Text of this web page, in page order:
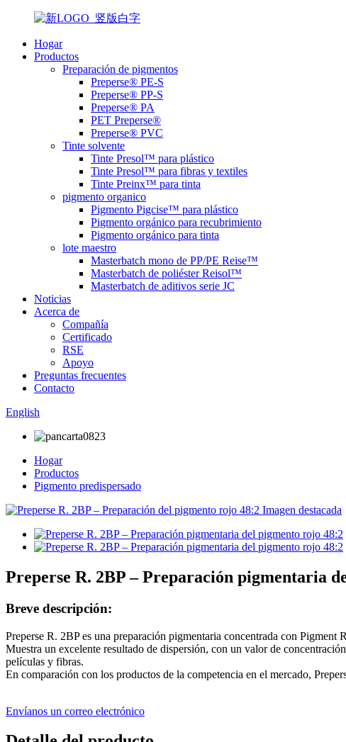
Hogar
Productos
Preparación de pigmentos
Preperse® PE-S
Preperse® PP-S
Preperse® PA
PET Preperse®
Preperse® PVC
Tinte solvente
Tinte Presol™ para plástico
Tinte Presol™ para fibras y textiles
Tinte Preinx™ para tinta
pigmento organico
Pigmento Pigcise™ para plástico
Pigmento orgánico para recubrimiento
Pigmento orgánico para tinta
lote maestro
Masterbatch mono de PP/PE Reise™
Masterbatch de poliéster Reisol™
Masterbatch de aditivos serie JC
Noticias
Acerca de
Compañía
Certificado
RSE
Apoyo
Preguntas frecuentes
Contacto
English
Hogar
Productos
Pigmento predispersado
Preperse R. 2BP – Preparación pigmentaria
Breve descripción:
Preperse R. 2BP es una preparación pigmentaria concentrada con Pigment
Muestra un excelente resultado de dispersión, con un valor de
películas y fibras.
En comparación con los productos de la competencia en el mercado,
Envíanos un correo electrónico